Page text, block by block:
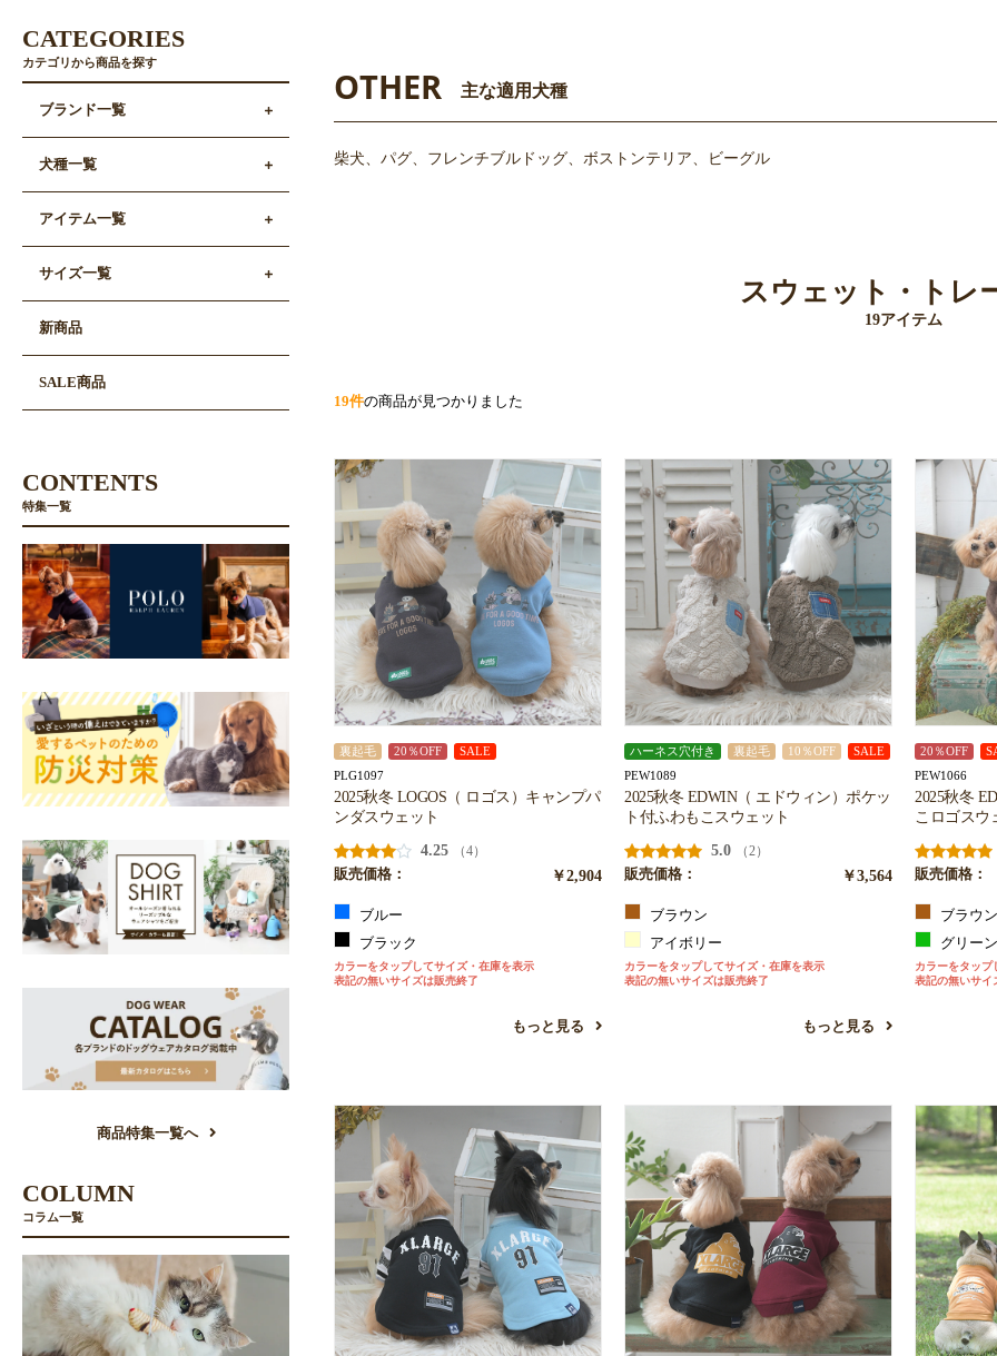
OTHER 主な適用犬種
柴犬、パグ、フレンチブルドッグ、ボストンテリア、ビーグル
スウェット・トレ
19アイテム
19件の商品が見つかりました
裏起毛 20％OFF SALE
PLG1097
2025秋冬 LOGOS（ ロゴス）キャンプパ
ンダスウェット
4.25
（4）
販売価格：
￥2,904
ブルー
ブラック
カラーをタップしてサイズ・在庫を表示
表記の無いサイズは販売終了
もっと見る
ハーネス穴付き 裏起毛 10％OFF SALE
PEW1089
2025秋冬 EDWIN（ エドウィン）ポケッ
ト付ふわもこスウェット
5.0
（2）
販売価格：
￥3,564
ブラウン
アイボリー
カラーをタップしてサイズ・在庫を表示
表記の無いサイズは販売終了
もっと見る
20％OFF
PEW1066
2025秋冬
こロゴスウ
販売価格：
ブラウン
グリーン
カラーをタップ
表記の無いサイ
お買い物を続ける カートへ進む
CATEGORIES
カテゴリから商品を探す
ブランド一覧
犬種一覧
アイテム一覧
サイズ一覧
新商品
SALE商品
CONTENTS
特集一覧
商品特集一覧へ
COLUMN
コラム一覧